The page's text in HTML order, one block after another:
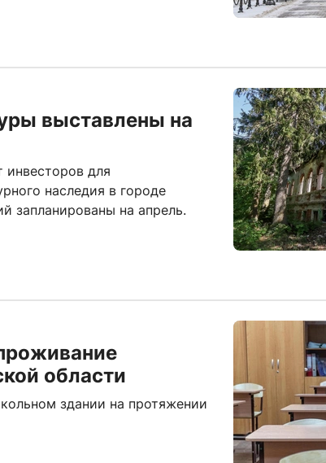
выставлены на
для
наследия в городе
запланированы на апрель.
области
здании на протяжении